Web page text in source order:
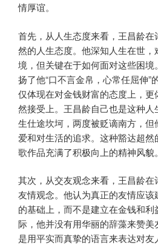
情厚谊。
首先，从人生态度来看，王昌龄在
然的人生态度。他深知人生在世，
境，但关键在于如何面对这些困
扬了他“口不言金帛，心常任屈伸”
仅体现在对金钱财富的态度上，更
然接受上。王昌龄自己也是这种
生仕途坎坷，两度被贬谪南方，
爱和对生活的追求。这种豁达超
歌作品充满了积极向上的精神风貌。
其次，从交友观念来看，王昌龄
友情观念。他认为真正的友情应
的基础上，而不是建立在金钱和
际，他并没有用华丽的辞藻来赞
是用平实而真挚的语言来表达对